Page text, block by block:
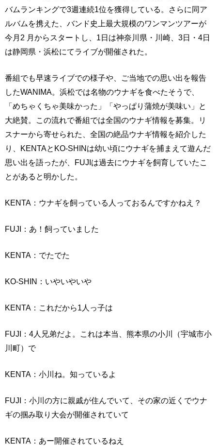
バムランキングで3週連続1位を獲得している。さらに同ア
ルバムを携えた、バンド史上最大規模のワンマンツアーが
今月2 月からスタートし、1日は神奈川県・川崎、3日・4日
は静岡県・浜松にてライブが開催された。
番組でも早速ライブでの様子や、ご当地での思い出を報告
したWANIMA。浜松では名物のウナギを食べたそうで、
「めちゃくちゃ美味かった」「やっぱり蒲焼が美味い」と
大絶賛。この流れで番組では全国のウナギ情報を募集。リ
スナーから寄せられた、全国の絶品ウナギ情報を紹介した
り、KENTAとKO-SHINは幼い頃にウナギを捕まえて遊んだ
思い出を語ったが、FUJIは過去にウナギを飼育していたこ
とがあると明かした。
KENTA：ウナギを飼っている人っておるんですかねえ？
FUJI：あ！飼っていました
KENTA：でたでた
KO-SHIN：いやいやいや
KENTA：これだから1人っ子は
FUJI：4人兄弟だよ。これは本当、熊本県の小川（宇城市小
川町）で
KENTA：小川ね。知っているよ
FUJI：小川の方に親戚が住んでいて、その家の近くでウナ
ギの掴み取り大会が開催されていて
KENTA：あー開催されているねえ